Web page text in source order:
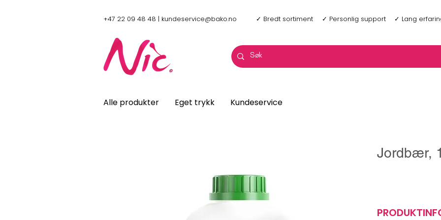
+47 22 09 48 48 | kundeservice@bako.no ✓ Bredt sortiment ✓ Personlig support ✓ Lang
Alle produkter Eget trykk Kundeservice
Jordbær,